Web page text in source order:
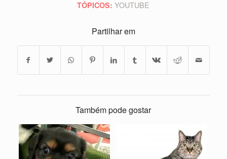
TÓPICOS: YOUTUBE
Partilhar em
Também pode gostar